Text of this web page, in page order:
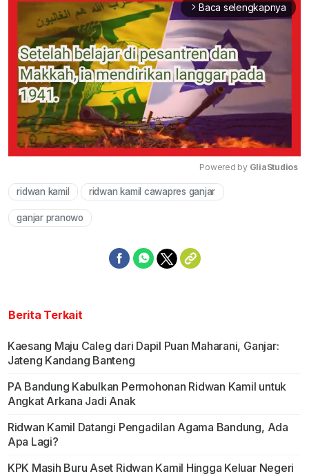
arrow_forward_ios Baca selengkapnya
Powered by GliaStudios
ridwan kamil ridwan kamil cawapres ganjar
ganjar pranowo
Berita Terkait
Kaesang Maju Caleg dari Dapil Puan Maharani, Ganjar:
Jateng Kandang Banteng
PA Bandung Kabulkan Permohonan Ridwan Kamil untuk
Angkat Arkana Jadi Anak
Ridwan Kamil Datangi Pengadilan Agama Bandung, Ada
Apa Lagi?
KPK Masih Buru Aset Ridwan Kamil Hingga Keluar Negeri